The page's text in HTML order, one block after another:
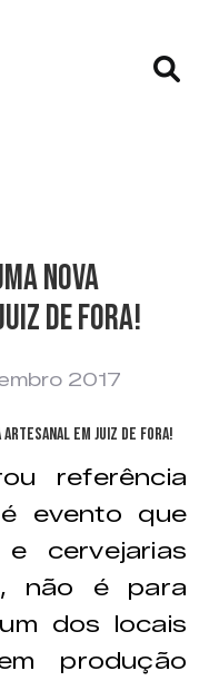
nova
de Fora!
2017
referência
evento que
cervejarias
não é para
dos locais
produção